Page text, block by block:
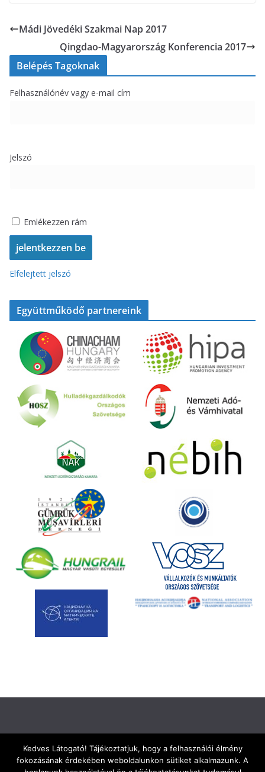
Mádi Jövedéki Szakmai Nap 2017
Qingdao-Magyarország Konferencia 2017
Belépés Tagoknak
Felhasználónév vagy e-mail cím
Jelszó
Emlékezzen rám
Elfelejtett jelszó
Együttműködő partnereink
KapcsolatAdatkezelési SzabályzatImpresszum
Kedves Látogató! Tájékoztatjuk, hogy a felhasználói élmény
fokozásának érdekében weboldalunkon sütiket alkalmazunk. A